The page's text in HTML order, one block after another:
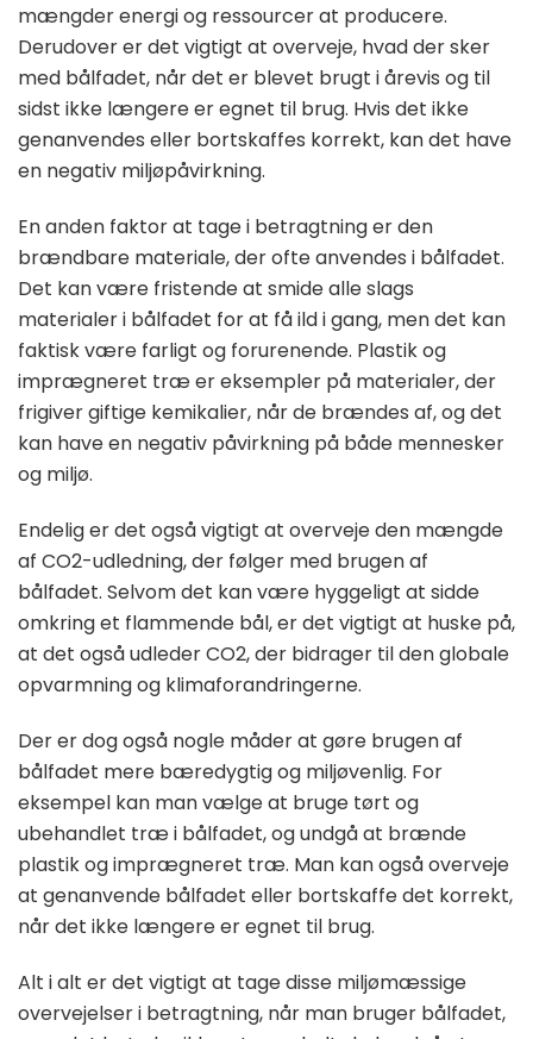
mængder energi og ressourcer at producere.
Derudover er det vigtigt at overveje, hvad der sker
med bålfadet, når det er blevet brugt i årevis og til
sidst ikke længere er egnet til brug. Hvis det ikke
genanvendes eller bortskaffes korrekt, kan det have
en negativ miljøpåvirkning.
En anden faktor at tage i betragtning er den
brændbare materiale, der ofte anvendes i bålfadet.
Det kan være fristende at smide alle slags
materialer i bålfadet for at få ild i gang, men det kan
faktisk være farligt og forurenende. Plastik og
imprægneret træ er eksempler på materialer, der
frigiver giftige kemikalier, når de brændes af, og det
kan have en negativ påvirkning på både mennesker
og miljø.
Endelig er det også vigtigt at overveje den mængde
af CO2-udledning, der følger med brugen af
bålfadet. Selvom det kan være hyggeligt at sidde
omkring et flammende bål, er det vigtigt at huske på,
at det også udleder CO2, der bidrager til den globale
opvarmning og klimaforandringerne.
Der er dog også nogle måder at gøre brugen af
bålfadet mere bæredygtig og miljøvenlig. For
eksempel kan man vælge at bruge tørt og
ubehandlet træ i bålfadet, og undgå at brænde
plastik og imprægneret træ. Man kan også overveje
at genanvende bålfadet eller bortskaffe det korrekt,
når det ikke længere er egnet til brug.
Alt i alt er det vigtigt at tage disse miljømæssige
overvejelser i betragtning, når man bruger bålfadet,